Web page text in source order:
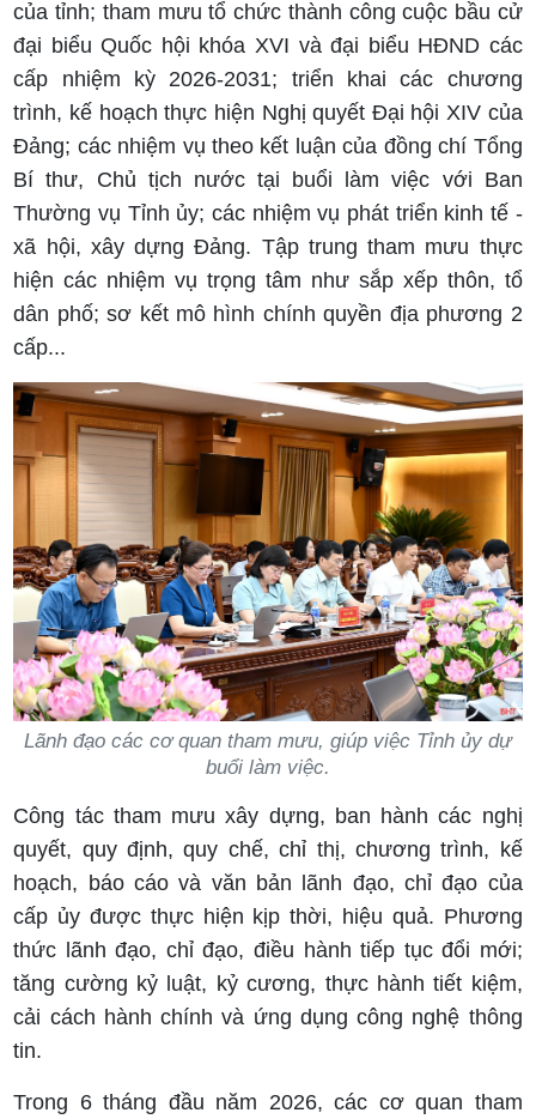
của tỉnh; tham mưu tổ chức thành công cuộc bầu cử
đại biểu Quốc hội khóa XVI và đại biểu HĐND các
cấp nhiệm kỳ 2026-2031; triển khai các chương
trình, kế hoạch thực hiện Nghị quyết Đại hội XIV của
Đảng; các nhiệm vụ theo kết luận của đồng chí Tổng
Bí thư, Chủ tịch nước tại buổi làm việc với Ban
Thường vụ Tỉnh ủy; các nhiệm vụ phát triển kinh tế -
xã hội, xây dựng Đảng. Tập trung tham mưu thực
hiện các nhiệm vụ trọng tâm như sắp xếp thôn, tổ
dân phố; sơ kết mô hình chính quyền địa phương 2
cấp...
Lãnh đạo các cơ quan tham mưu, giúp việc Tỉnh ủy dự
buổi làm việc.
Công tác tham mưu xây dựng, ban hành các nghị
quyết, quy định, quy chế, chỉ thị, chương trình, kế
hoạch, báo cáo và văn bản lãnh đạo, chỉ đạo của
cấp ủy được thực hiện kịp thời, hiệu quả. Phương
thức lãnh đạo, chỉ đạo, điều hành tiếp tục đổi mới;
tăng cường kỷ luật, kỷ cương, thực hành tiết kiệm,
cải cách hành chính và ứng dụng công nghệ thông
tin.
Trong 6 tháng đầu năm 2026, các cơ quan tham